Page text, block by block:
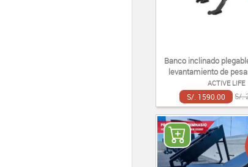
Banco inclinado
levantamiento de
ACTIVE LIFE
S/. 1590.00 S/.